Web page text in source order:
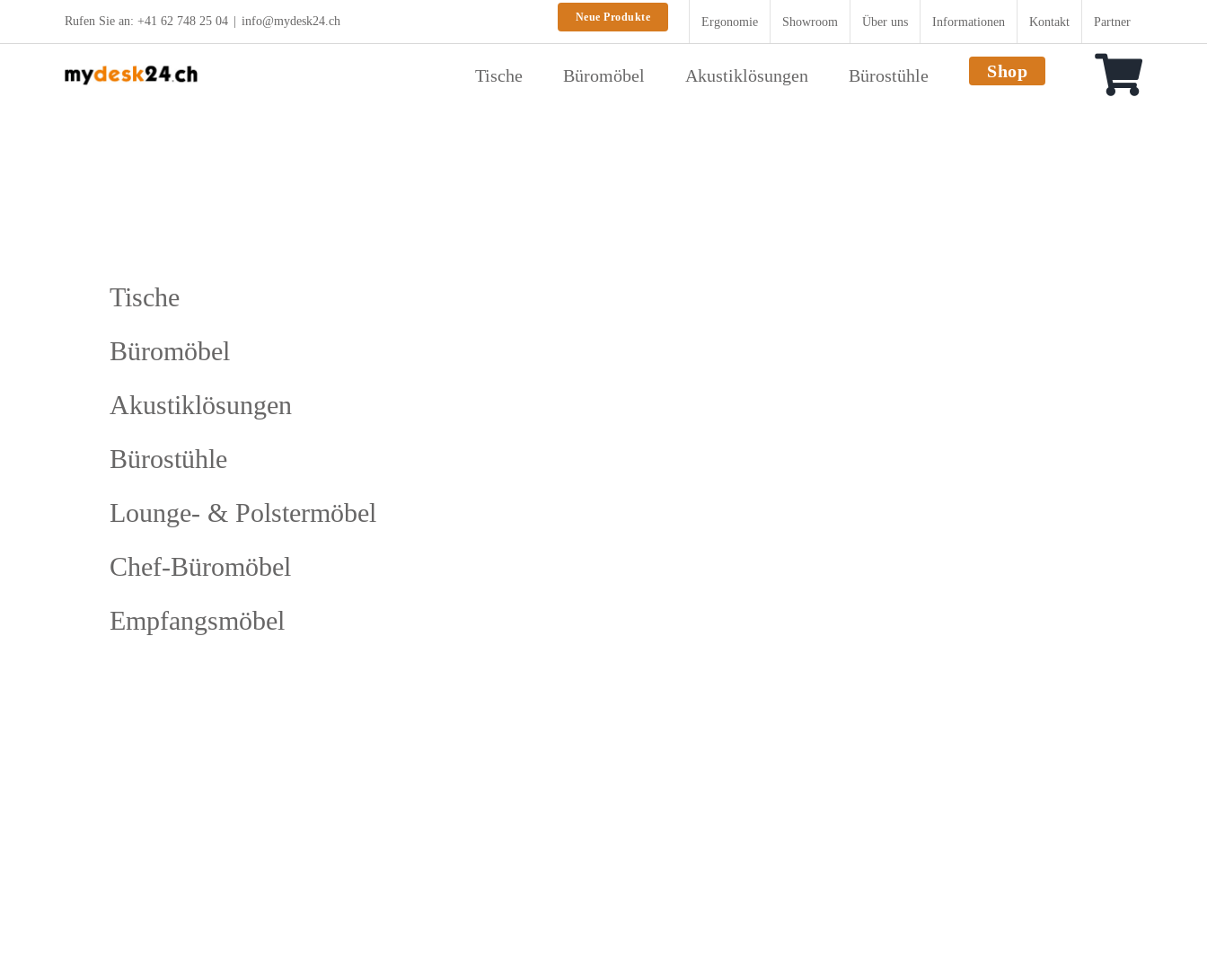
Rufen Sie an: +41 62 748 25 04 info@mydesk24.ch Neue Produkte Ergonomie Showroom Über uns Informationen Kontakt Partner
Tische Büromöbel Akustiklösungen Bürostühle Shop
Tische
Büromöbel
Akustiklösungen
Bürostühle
Lounge- & Polstermöbel
Chef-Büromöbel
Empfangsmöbel